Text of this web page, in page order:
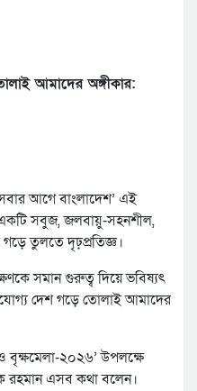
আমাদের অঙ্গীকার:
আগে বাংলাদেশ’ এই
একটি সবুজ, জলবায়ু-সহনশীল,
তুলতে দৃঢ়প্রতিজ্ঞ।
সমান গুরুত্ব দিয়ে ভবিষ্যৎ
দেশ গড়ে তোলাই আমাদের
বৃক্ষমেলা-২০২৬’ উপলক্ষে
রহমান এসব কথা বলেন।